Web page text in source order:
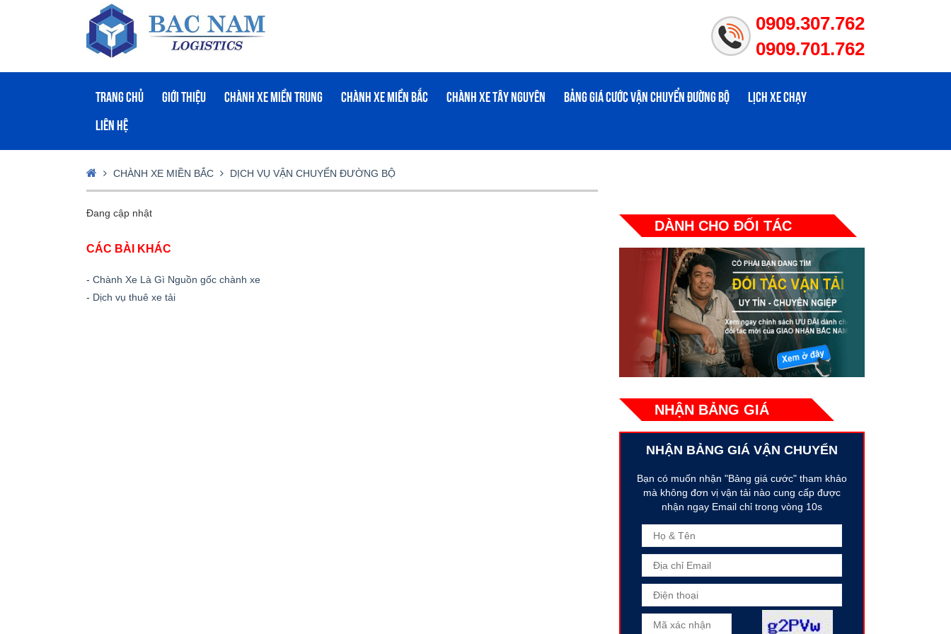
0909.307.762
0909.701.762
TRANG CHỦ GIỚI THIỆU CHÀNH XE MIỀN TRUNG CHÀNH XE MIỀN BẮC CHÀNH XE TÂY NGUYÊN BẢNG GIÁ CƯỚC VẬN CHUYỂN ĐƯỜNG BỘ LỊCH XE CHẠY
LIÊN HỆ
CHÀNH XE MIỀN BẮC DỊCH VỤ VẬN CHUYỂN ĐƯỜNG BỘ
Đang cập nhật
CÁC BÀI KHÁC
- Chành Xe Là Gì Nguồn gốc chành xe
- Dịch vụ thuê xe tải
DÀNH CHO ĐỐI TÁC
NHẬN BẢNG GIÁ
NHẬN BẢNG GIÁ VẬN CHUYỂN
Bạn có muốn nhận "Bảng giá cước" tham khảo
mà không đơn vị vận tải nào cung cấp được
nhận ngay Email chỉ trong vòng 10s